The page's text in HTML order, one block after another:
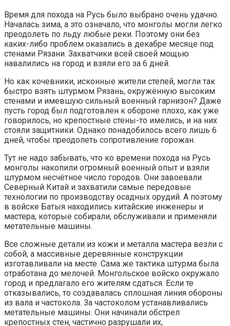
Время для похода на Русь было выбрано очень удачно.
Началась зима, а это означало, что монголы могли легко
преодолеть по льду любые реки. Поэтому они без
каких-либо проблем оказались в декабре месяце под
стенами Рязани. Захватчики всей своей мощью
навалились на город и взяли его за 6 дней.
Но как кочевники, исконные жители степей, могли так
быстро взять штурмом Рязань, окружённую высоким
стенами и имевшую сильный военный гарнизон? Даже
пусть город был подготовлен к обороне плохо, как уже
говорилось, но крепостные стены-то имелись, и на них
стояли защитники. Однако понадобилось всего лишь 6
дней, чтобы преодолеть сопротивление горожан.
Тут не надо забывать, что ко времени похода на Русь
монголы накопили огромный военный опыт и взяли
штурмом несчётное число городов. Они завоевали
Северный Китай и захватили самые передовые
технологии по производству осадных орудий. А поэтому
в войске Батыя находились китайские инженеры и
мастера, которые собирали, обслуживали и применяли
метательные машины.
Все сложные детали из кожи и металла мастера везли с
собой, а массивные деревянные конструкции
изготавливали на месте. Сама же тактика штурма была
отработана до мелочей. Монгольское войско окружало
город и предлагало его жителям сдаться. Если те
отказывались, то создавалась сплошная линия обороны
из вала и частокола. За частоколом устанавливались
метательные машины. Они начинали обстрел
крепостных стен, частично разрушали их,